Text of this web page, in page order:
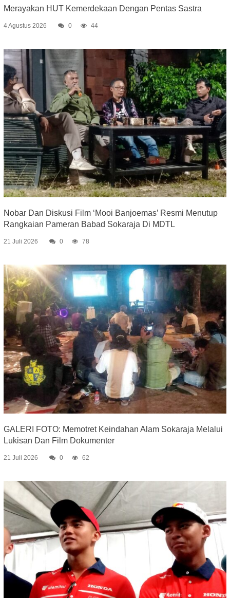
Merayakan HUT Kemerdekaan Dengan Pentas Sastra
4 Agustus 2026 0 44
Nobar Dan Diskusi Film ‘Mooi Banjoemas’ Resmi Menutup
Rangkaian Pameran Babad Sokaraja Di MDTL
21 Juli 2026 0 78
GALERI FOTO: Memotret Keindahan Alam Sokaraja Melalui
Lukisan Dan Film Dokumenter
21 Juli 2026 0 62